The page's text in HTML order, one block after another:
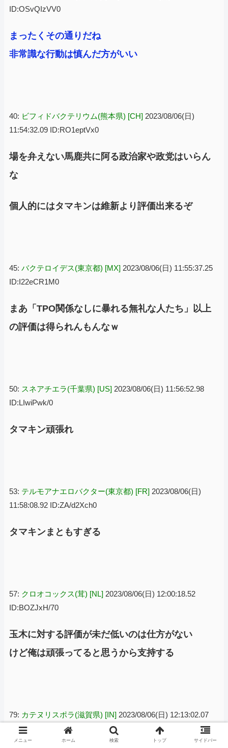
ID:OSvQIzVV0
まったくその通りだね
非常識な行動は慎んだ方がいい
40: ビフィドバクテリウム(熊本県) [CH] 2023/08/06(日)
11:54:32.09 ID:RO1eptVx0
場を弁えない馬鹿共に阿る政治家や政党はいらん
な
個人的にはタマキンは維新より評価出来るぞ
45: バクテロイデス(東京都) [MX] 2023/08/06(日) 11:55:37.25
ID:I22eCR1M0
まあ「TPO関係なしに暴れる無礼な人たち」以上
の評価は得られんもんなｗ
50: スネアチエラ(千葉県) [US] 2023/08/06(日) 11:56:52.98
ID:LIwiPwk/0
タマキン頑張れ
53: テルモアナエロバクター(東京都) [FR] 2023/08/06(日)
11:58:08.92 ID:ZA/d2Xch0
タマキンまともすぎる
57: クロオコックス(茸) [NL] 2023/08/06(日) 12:00:18.52
ID:BOZJxH/70
玉木に対する評価が未だ低いのは仕方がない
けど俺は頑張ってると思うから支持する
79: カテヌリスポラ(滋賀県) [IN] 2023/08/06(日) 12:13:02.07
ID:xaXOG0F50
メニュー ホーム 検索 トップ サイドバー